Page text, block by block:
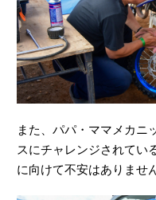
また、パパ・ママメカニ
スにチャレンジされて
に向けて不安はありませ